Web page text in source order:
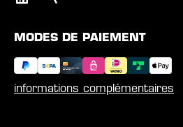
MODES DE PAIEMENT
informations complémentaires